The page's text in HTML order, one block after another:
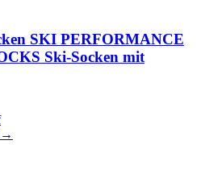
SKI PERFORMANCE
Ski-Socken mit
→